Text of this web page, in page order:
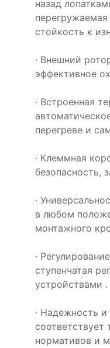
назад
стойкость к
· Внешний
эффективное
· Встроенная
перегреве и
· Клеммная
безопасность,
·
в любом
монтажного
·
ступенчатая
устройствами .
· Надежность и
соответствует
нормативов и